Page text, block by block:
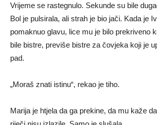
Vrijeme se rastegnulo. Sekunde su bile
Bol je pulsirala, ali strah je bio jači. Kada je
pomaknuo glavu, lice mu je bilo prekriveno
bile bistre, previše bistre za čovjeka koji je
pad.
„Moraš znati istinu“, rekao je tiho.
Marija je htjela da ga prekine, da mu kaže